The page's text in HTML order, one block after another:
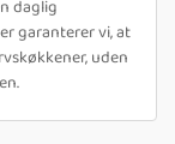
daglig
garanterer vi, at
uden